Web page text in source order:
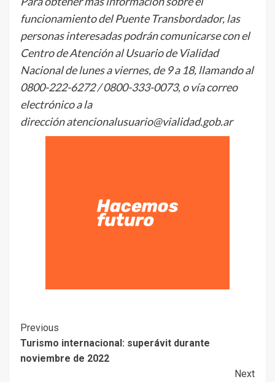
funcionamiento del Puente Transbordador, las
personas interesadas podrán comunicarse con el
Centro de Atención al Usuario de Vialidad
Nacional de lunes a viernes, de 9 a 18, llamando al
0800-222-6272 / 0800-333-0073, o vía correo
electrónico a la
dirección atencionalusuario@vialidad.gob.ar
Previous
Turismo internacional: superávit durante
noviembre de 2022
Next